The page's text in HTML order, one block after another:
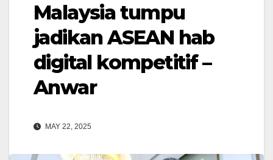
Malaysia tumpu
jadikan ASEAN hab
digital kompetitif –
Anwar
MAY 22, 2025